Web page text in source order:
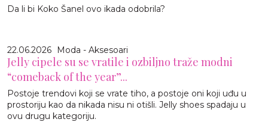
Da li bi Koko Šanel ovo ikada odobrila?
22.06.2026 Moda - Aksesoari
Jelly cipele su se vratile i ozbiljno traže modni
“comeback of the year”...
Postoje trendovi koji se vrate tiho, a postoje oni koji uđu u
prostoriju kao da nikada nisu ni otišli. Jelly shoes spadaju u
ovu drugu kategoriju.